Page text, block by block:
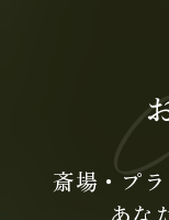
斎場・プ